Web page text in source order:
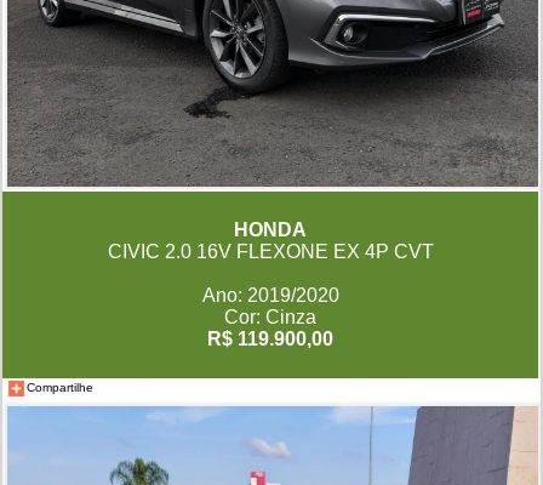
HONDA
CIVIC 2.0 16V FLEXONE EX 4P CVT
Ano: 2019/2020
Cor: Cinza
R$ 119.900,00
Compartilhe